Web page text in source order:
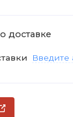
доставке
Введите